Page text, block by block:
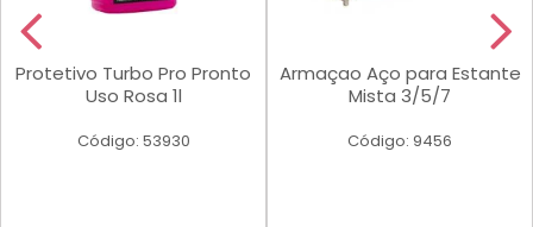
Protetivo Turbo Pro Pronto
Uso Rosa 1l
Código: 53930
Armaçao Aço para Estante
Mista 3/5/7
Código: 9456